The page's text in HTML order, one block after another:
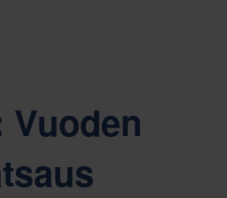
Vuoden